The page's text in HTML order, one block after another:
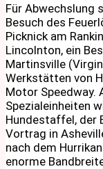
Für Abwechslung
Besuch des
Picknick am
Lincolnton, ein
Martinsville
Werkstätten von
Motor Speedway.
Spezialeinheiten
Hundestaffel, der
Vortrag in
nach dem
enorme